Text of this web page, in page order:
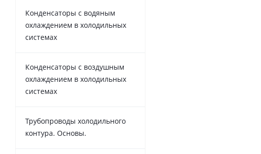
Конденсаторы с водяным
охлаждением в холодильных
системах
Конденсаторы с воздушным
охлаждением в холодильных
системах
Трубопроводы холодильного
контура. Основы.